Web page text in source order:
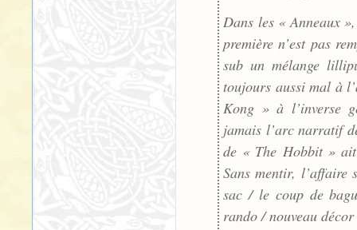
Dans les « Anneaux
première n’est pas
sub un mélange
toujours aussi mal à
Kong » à l’inverse
jamais l’arc narratif
de « The Hobbit »
Sans mentir,
sac / le coup de
rando / nouveau